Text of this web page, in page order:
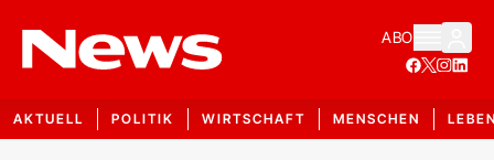
ABO
AKTUELL POLITIK WIRTSCHAFT MENSCHEN